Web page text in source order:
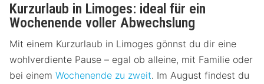
Kurzurlaub in Limoges: ideal für ein
Wochenende voller Abwechslung
Mit einem Kurzurlaub in Limoges gönnst du dir eine
wohlverdiente Pause – egal ob alleine, mit Familie oder
bei einem Wochenende zu zweit. Im August findest du